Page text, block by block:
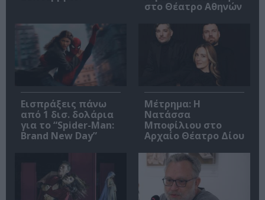
στο Θέατρο Αθηνών
Εισπράξεις πάνω
από 1 δισ. δολάρια
για το “Spider-Man:
Brand New Day”
Μέτρημα: Η
Νατάσσα
Μποφίλιου στο
Αρχαίο Θέατρο Δίου